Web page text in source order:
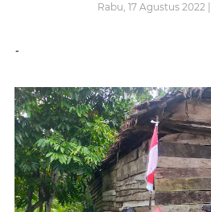
Rabu, 17 Agustus 2022
-